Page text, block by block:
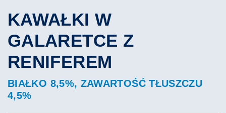
KAWAŁKI W
GALARETCE Z
RENIFEREM
BIAŁKO 8,5%, ZAWARTOŚĆ TŁUSZCZU
4,5%